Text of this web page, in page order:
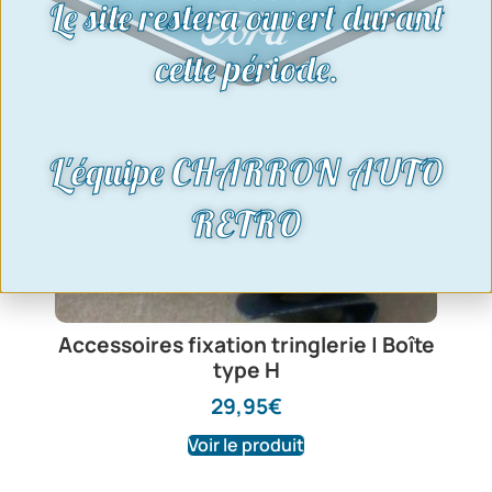
Accessoires fixation tringlerie | Boîte
type H
29,95€
Voir le produit
Le site restera ouvert durant
cette période.
L'équipe CHARRON AUTO
RETRO